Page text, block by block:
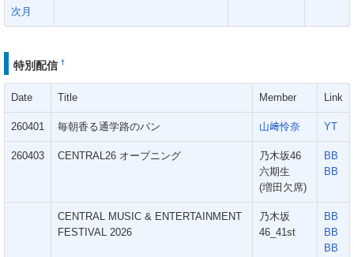
次月
特別配信 †
Date Title Member Link
260401 毎朝香る通学路のパン 山﨑怜奈 YT
260403 CENTRAL26 オープニング
乃木坂46
六期生
(増田欠席)
BB
BB
CENTRAL MUSIC & ENTERTAINMENT
FESTIVAL 2026
乃木坂
46_41st
BB
BB
BB